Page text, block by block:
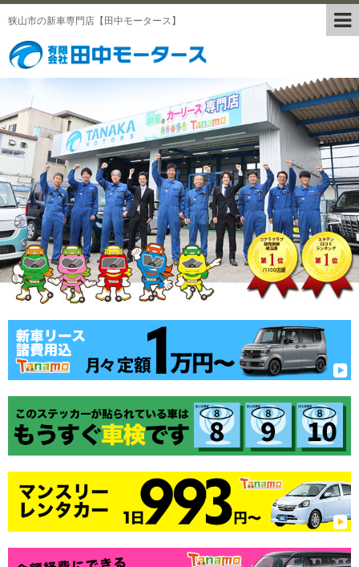
狭山市の新車専門店【田中モータース】